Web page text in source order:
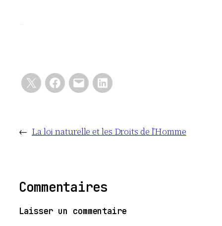
← La loi naturelle et les Droits de l’Homme
Commentaires
Laisser un commentaire